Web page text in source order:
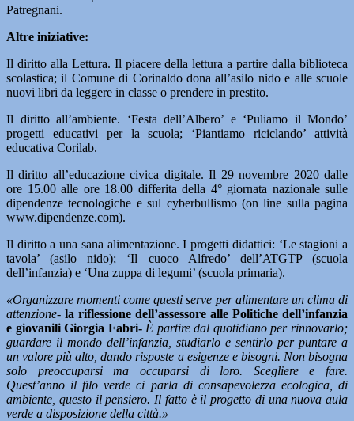
Patregnani.
Altre iniziative:
Il diritto alla Lettura. Il piacere della lettura a partire dalla biblioteca
scolastica; il Comune di Corinaldo dona all’asilo nido e alle scuole
nuovi libri da leggere in classe o prendere in prestito.
Il diritto all’ambiente. ‘Festa dell’Albero’ e ‘Puliamo il Mondo’
progetti educativi per la scuola; ‘Piantiamo riciclando’ attività
educativa Corilab.
Il diritto all’educazione civica digitale. Il 29 novembre 2020 dalle
ore 15.00 alle ore 18.00 differita della 4° giornata nazionale sulle
dipendenze tecnologiche e sul cyberbullismo (on line sulla pagina
www.dipendenze.com).
Il diritto a una sana alimentazione. I progetti didattici: ‘Le stagioni a
tavola’ (asilo nido); ‘Il cuoco Alfredo’ dell’ATGTP (scuola
dell’infanzia) e ‘Una zuppa di legumi’ (scuola primaria).
«Organizzare momenti come questi serve per alimentare un clima di
attenzione- la riflessione dell’assessore alle Politiche dell’infanzia
e giovanili Giorgia Fabri-È partire dal quotidiano per rinnovarlo;
guardare il mondo dell’infanzia, studiarlo e sentirlo per puntare a
un valore più alto, dando risposte a esigenze e bisogni. Non bisogna
solo preoccuparsi ma occuparsi di loro. Scegliere e fare.
Quest’anno il filo verde ci parla di consapevolezza ecologica, di
ambiente, questo il pensiero. Il fatto è il progetto di una nuova aula
verde a disposizione della città.»